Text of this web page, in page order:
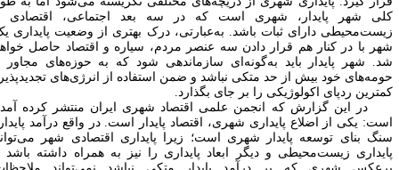
شهر پایدار، شهری است که در سه بعد اجتماعی، اقتصادی و
محیطی دارای ثبات باشد. به عبارتی، درک بهتری از وضعیت پایداری یک
با در کنار هم قرار دادن سه عنصر مردم، سیاره و اقتصاد حاصل خواهد
شهر پایدار باید به گونهای سازماندهی شود که به حوزههای مجاور و
های خود بیش از حد متکی نباشد و ضمن استفاده از انرژی های تجدیدپذیر،
ردپای اکولوژیکی را بر جای بگذارد.
این گزارش که انجمن علمی اقتصاد شهری ایران منتشر کرده آمده
یکی از اضلاع پایداری شهری، اقتصاد پایدار است. در واقع درآمد پایدار،
بنای توسعه پایدار شهری است؛ زیرا پایداری اقتصادی شهر میتواند
زیستمحیطی و دیگر ابعاد پایداری را نیز به همراه داشته باشد و